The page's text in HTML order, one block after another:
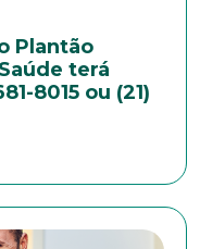
Plantão
terá
8015 ou (21)